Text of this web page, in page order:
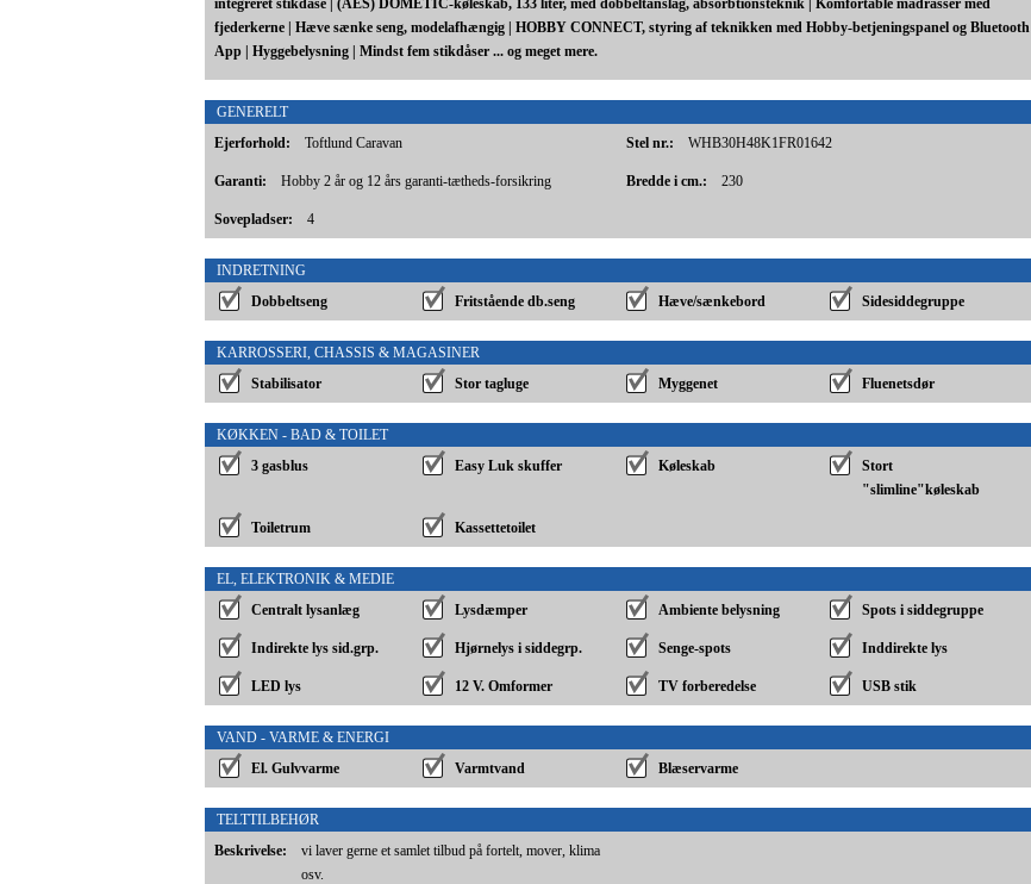
integreret stikdåse | (AES) DOMETIC-køleskab, 133 liter, med dobbeltanslag, absorbtionsteknik | Komfortable madrasser med
fjederkerne | Hæve sænke seng, modelafhængig | HOBBY CONNECT, styring af teknikken med Hobby-betjeningspanel og Bluetooth
App | Hyggebelysning | Mindst fem stikdåser ... og meget mere.
GENERELT
Ejerforhold:
Toftlund Caravan Stel nr.: WHB30H48K1FR01642
Garanti: Hobby 2 år og 12 års garanti-tætheds-forsikring Bredde i cm.: 230
Sovepladser: 4
INDRETNING
Dobbeltseng
Fritstående db.seng Hæve/sænkebord Sidesiddegruppe
KARROSSERI, CHASSIS & MAGASINER
Stabilisator
Stor tagluge Myggenet Fluenetsdør
KØKKEN - BAD & TOILET
3 gasblus
Easy Luk skuffer Køleskab
Stort
"slimline"køleskab
Toiletrum Kassettetoilet
EL, ELEKTRONIK & MEDIE
Centralt lysanlæg
Lysdæmper Ambiente belysning Spots i siddegruppe
Indirekte lys sid.grp. Hjørnelys i siddegrp. Senge-spots Inddirekte lys
LED lys 12 V. Omformer TV forberedelse USB stik
VAND - VARME & ENERGI
El. Gulvvarme
Varmtvand Blæservarme
TELTTILBEHØR
Beskrivelse:
vi laver gerne et samlet tilbud på fortelt, mover, klima
osv.